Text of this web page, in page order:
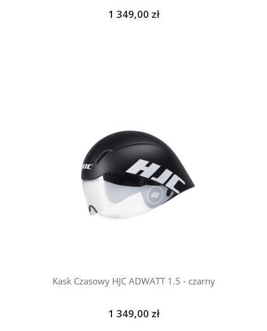
1 349,00 zł
Kask Czasowy HJC ADWATT 1.5 - czarny
1 349,00 zł